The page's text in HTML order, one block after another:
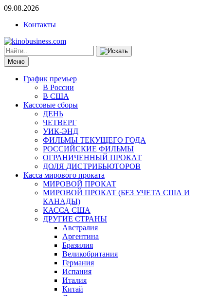
09.08.2026
Контакты
Меню
График премьер
В России
В США
Кассовые сборы
ДЕНЬ
ЧЕТВЕРГ
УИК-ЭНД
ФИЛЬМЫ ТЕКУЩЕГО ГОДА
РОССИЙСКИЕ ФИЛЬМЫ
ОГРАНИЧЕННЫЙ ПРОКАТ
ДОЛЯ ДИСТРИБЬЮТОРОВ
Касса мирового проката
МИРОВОЙ ПРОКАТ
МИРОВОЙ ПРОКАТ (БЕЗ УЧЕТА США И
КАНАДЫ)
КАССА США
ДРУГИЕ СТРАНЫ
Австралия
Аргентина
Бразилия
Великобритания
Германия
Испания
Италия
Китай